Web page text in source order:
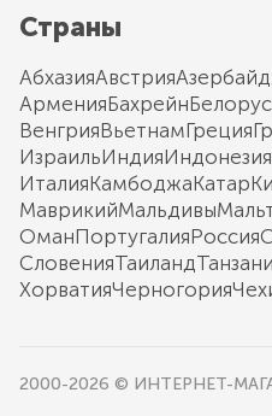
Страны
АбхазияАвстрия
АрменияБахрейн
ВенгрияВьетнамГреция
ИзраильИндияИндонезия
ИталияКамбоджаКатар
МаврикийМальдивы
ОманПортугалияРоссия
СловенияТаиланд
ХорватияЧерногория
2000-2026 © ИНТЕРНЕТ-